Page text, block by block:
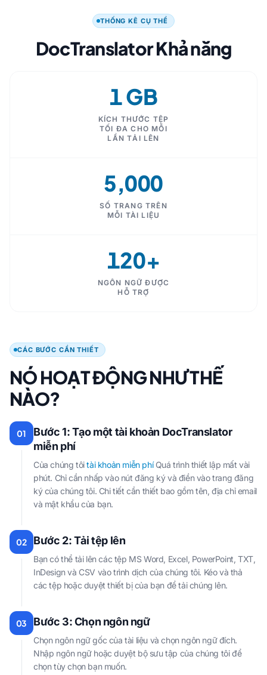
THỐNG KÊ CỤ THỂ
DocTranslator Khả năng
1 GB
KÍCH THƯỚC TỆP
TỐI ĐA CHO MỖI
LẦN TẢI LÊN
5,000
SỐ TRANG TRÊN
MỖI TÀI LIỆU
120+
NGÔN NGỮ ĐƯỢC
HỖ TRỢ
CÁC BƯỚC CẦN THIẾT
NÓ HOẠT ĐỘNG NHƯ THẾ
NÀO?
01
Bước 1: Tạo một tài khoản DocTranslator
miễn phí
Của chúng tôitài khoản miễn phíQuá trình thiết lập mất vài
phút. Chỉ cần nhấp vào nút đăng ký và điền vào trang đăng
ký của chúng tôi. Chi tiết cần thiết bao gồm tên, địa chỉ email
và mật khẩu của bạn.
02 Bước 2: Tải tệp lên
Bạn có thể tải lên các tệp MS Word, Excel, PowerPoint, TXT,
InDesign và CSV vào trình dịch của chúng tôi. Kéo và thả
các tệp hoặc duyệt thiết bị của bạn để tải chúng lên.
03 Bước 3: Chọn ngôn ngữ
Chọn ngôn ngữ gốc của tài liệu và chọn ngôn ngữ đích.
Nhập ngôn ngữ hoặc duyệt bộ sưu tập của chúng tôi để
chọn tùy chọn bạn muốn.